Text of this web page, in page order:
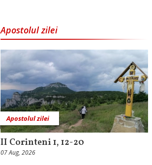
Apostolul zilei
Apostolul zilei
II Corinteni 1, 12-20
07 Aug, 2026